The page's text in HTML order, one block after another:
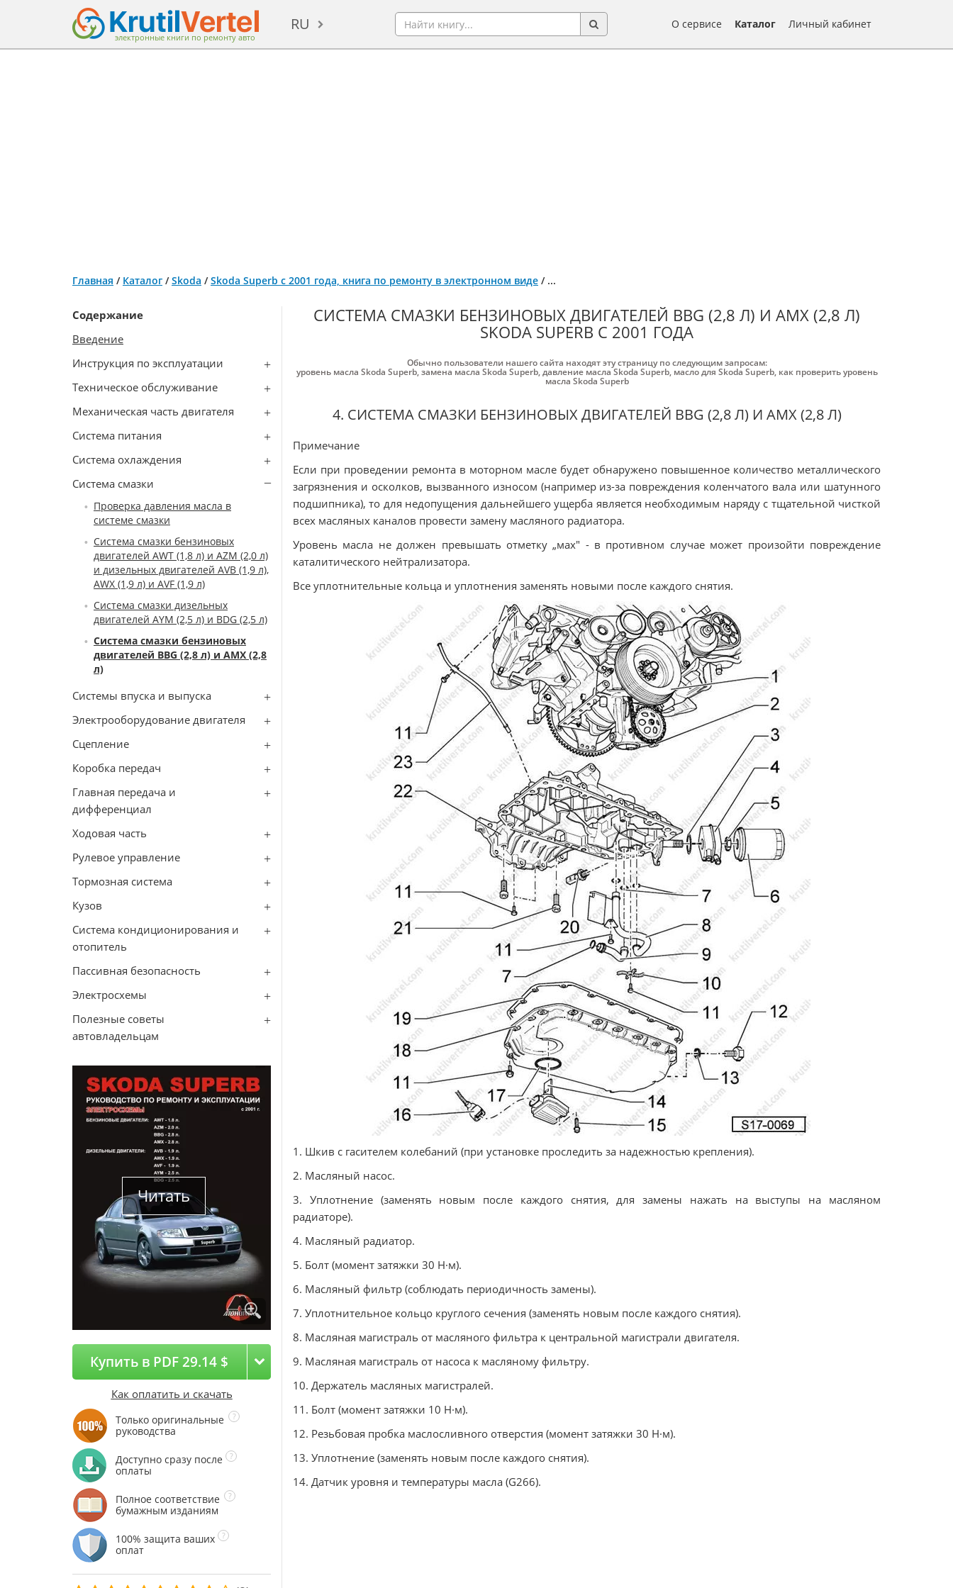
электронные книги по ремонту авто
RU О сервисе Каталог Личный кабинет
Главная / Каталог /Skoda /Skoda Superb с 2001 года, книга по ремонту в электронном виде / ...
Содержание
Введение
Инструкция по эксплуатации
Техническое обслуживание
Механическая часть двигателя
Система питания
Система охлаждения
Система смазки
Проверка давления масла в
системе смазки
Система смазки бензиновых
двигателей AWT (1,8 л) и AZM (2,0 л)
и дизельных двигателей AVB (1,9 л),
AWX (1,9 л) и AVF (1,9 л)
Система смазки дизельных
двигателей AYM (2,5 л) и BDG (2,5 л)
Система смазки бензиновых
двигателей BBG (2,8 л) и AMX (2,8
л)
Системы впуска и выпуска
Электрооборудование двигателя
Сцепление
Коробка передач
Главная передача и
дифференциал
Ходовая часть
Рулевое управление
Тормозная система
Кузов
Система кондиционирования и
отопитель
Пассивная безопасность
Электросхемы
Полезные советы
автовладельцам
Читать
Купить в PDF 29.14 $
Как оплатить и скачать
Только оригинальные
руководства
Доступно сразу после
оплаты
Полное соответствие
бумажным изданиям
100% защита ваших
оплат
СИСТЕМА СМАЗКИ БЕНЗИНОВЫХ ДВИГАТЕЛЕЙ BBG (2,8 Л) И AMX (2,8 Л)
SKODA SUPERB С 2001 ГОДА
Обычно пользователи нашего сайта находят эту страницу по следующим запросам:
уровень масла Skoda Superb,замена масла Skoda Superb,давление масла Skoda Superb, масло для Skoda Superb, как проверить уровень
масла Skoda Superb
4. СИСТЕМА СМАЗКИ БЕНЗИНОВЫХ ДВИГАТЕЛЕЙ BBG (2,8 Л) И AMX (2,8 Л)
Примечание
Если при проведении ремонта в моторном масле будет обнаружено повышенное количество металлического
загрязнения и осколков, вызванного износом (например из-за повреждения коленчатого вала или шатунного
подшипника), то для недопущения дальнейшего ущерба является необходимым наряду с тщательной чисткой
всех масляных каналов провести замену масляного радиатора.
Уровень масла не должен превышать отметку „мах" - в противном случае может произойти повреждение
каталитического нейтрализатора.
Все уплотнительные кольца и уплотнения заменять новыми после каждого снятия.
1. Шкив с гасителем колебаний (при установке проследить за надежностью крепления).
2. Масляный насос.
3. Уплотнение (заменять новым после каждого снятия, для замены нажать на выступы на масляном
радиаторе).
4. Масляный радиатор.
5. Болт (момент затяжки 30 Н·м).
6. Масляный фильтр (соблюдать периодичность замены).
7. Уплотнительное кольцо круглого сечения (заменять новым после каждого снятия).
8. Масляная магистраль от масляного фильтра к центральной магистрали двигателя.
9. Масляная магистраль от насоса к масляному фильтру.
10. Держатель масляных магистралей.
11. Болт (момент затяжки 10 Н·м).
12. Резьбовая пробка маслосливного отверстия (момент затяжки 30 Н·м).
13. Уплотнение (заменять новым после каждого снятия).
14. Датчик уровня и температуры масла (G266).